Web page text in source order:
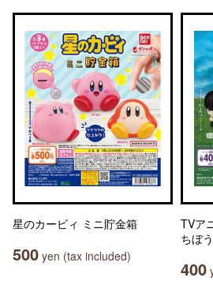
星のカービィ ミニ貯金箱
500 yen (tax included)
TVア
ちぼ
400